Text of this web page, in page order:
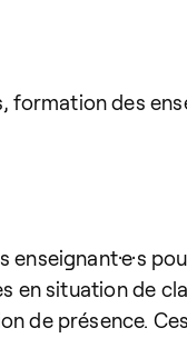
des
situation de
de présence.